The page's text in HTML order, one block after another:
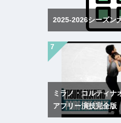
2025-2026シーズン
ミラノ・コルティ
アフリー演技完全